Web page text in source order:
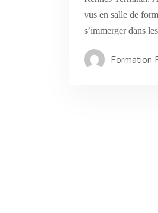
vus en salle de
s’immerger dans
Formation